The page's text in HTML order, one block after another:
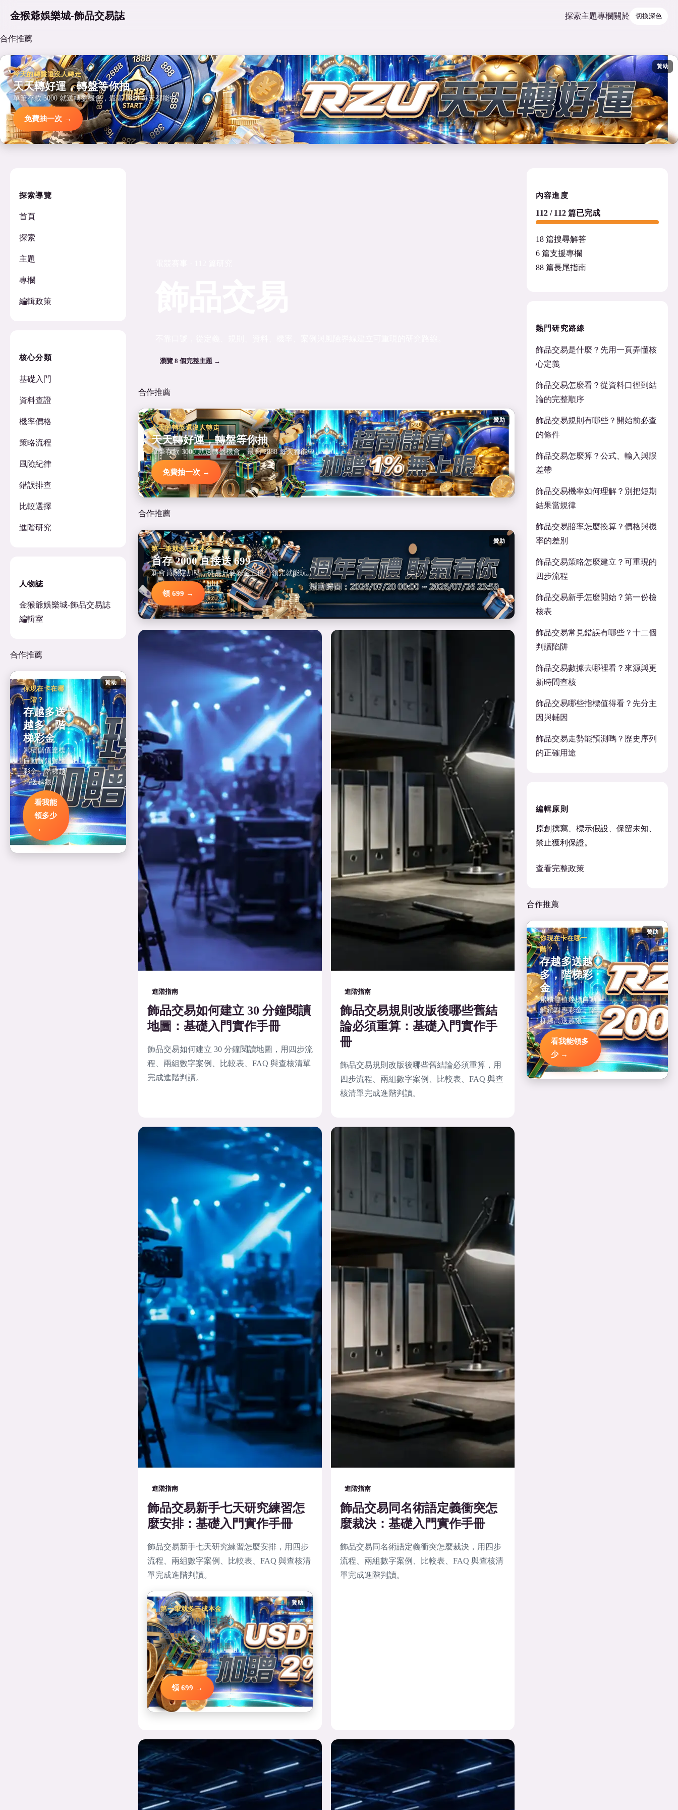
金猴爺娛樂城-飾品交易誌 探索主題專欄關於 切換深色
合作推薦
贊助
今天的轉盤還沒人轉走
天天轉好運，轉盤等你抽
單筆存款 3000 就送轉盤機會，最高 2888 每天都能中。
免費抽一次 →
探索導覽
首頁
探索
主題
專欄
編輯政策
核心分類
基礎入門
資料查證
機率價格
策略流程
風險紀律
錯誤排查
比較選擇
進階研究
人物誌
金猴爺娛樂城-飾品交易誌
編輯室
合作推薦
贊助
你現在卡在哪
一階？
存越多送
越多，階
梯彩金
累積儲值達標
自動解鎖對應
彩金，階梯越
高送越狠。
看我能
領多少
→
瀏覽 8 個完整主題 →
合作推薦
贊助
今天的轉盤還沒人轉走
天天轉好運，轉盤等你抽
單筆存款 3000 就送轉盤機會，最高 2888 每天都能中。
免費抽一次 →
合作推薦
贊助
第一筆就多三成本金
首存 2000 直接送 699
新會員限定加碼，碼量只要彩金五倍，領完就能玩。
領 699 →
進階指南
飾品交易如何建立 30 分鐘閱讀
地圖：基礎入門實作手冊
飾品交易如何建立 30 分鐘閱讀地圖，用四步流
程、兩組數字案例、比較表、FAQ 與查核清單
完成進階判讀。
進階指南
飾品交易規則改版後哪些舊結
論必須重算：基礎入門實作手
冊
飾品交易規則改版後哪些舊結論必須重算，用
四步流程、兩組數字案例、比較表、FAQ 與查
核清單完成進階判讀。
進階指南
飾品交易新手七天研究練習怎
麼安排：基礎入門實作手冊
飾品交易新手七天研究練習怎麼安排，用四步
流程、兩組數字案例、比較表、FAQ 與查核清
單完成進階判讀。
贊助
第一筆就多三成本金
首存 2000 直接
送 699
新會員限定加碼，碼量
只要彩金五倍，領完就
能玩。
領 699 →
進階指南
飾品交易同名術語定義衝突怎
麼裁決：基礎入門實作手冊
飾品交易同名術語定義衝突怎麼裁決，用四步
流程、兩組數字案例、比較表、FAQ 與查核清
單完成進階判讀。
內容進度
112 / 112 篇已完成
18 篇搜尋解答
6 篇支援專欄
88 篇長尾指南
熱門研究路線
飾品交易是什麼？先用一頁弄懂核
心定義
飾品交易怎麼看？從資料口徑到結
論的完整順序
飾品交易規則有哪些？開始前必查
的條件
飾品交易怎麼算？公式、輸入與誤
差帶
飾品交易機率如何理解？別把短期
結果當規律
飾品交易賠率怎麼換算？價格與機
率的差別
飾品交易策略怎麼建立？可重現的
四步流程
飾品交易新手怎麼開始？第一份檢
核表
飾品交易常見錯誤有哪些？十二個
判讀陷阱
飾品交易數據去哪裡看？來源與更
新時間查核
飾品交易哪些指標值得看？先分主
因與輔因
飾品交易走勢能預測嗎？歷史序列
的正確用途
編輯原則
原創撰寫、標示假設、保留未知、
禁止獲利保證。
查看完整政策
合作推薦
贊助
你現在卡在哪一
階？
存越多送越
多，階梯彩
金
累積儲值達標自動
解鎖對應彩金，階
梯越高送越狠。
看我能領多
少 →